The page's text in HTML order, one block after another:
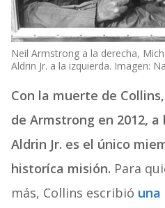
Neil Armstrong a la derecha,
Aldrin Jr. a la izquierda. Imagen:
Con la muerte de
de Armstrong en 2012, a
Aldrin Jr. es el único
historíca misión. Para
más, Collins escribió